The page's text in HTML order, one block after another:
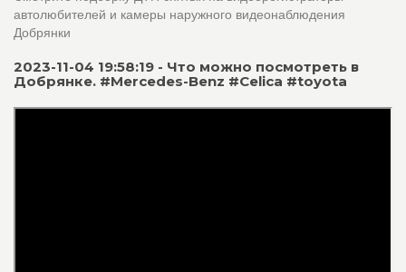
автолюбителей и камеры наружного видеонаблюдения
Добрянки
2023-11-04 19:58:19 - Что можно посмотреть в
Добрянке. #Mercedes-Benz #Celica #toyota